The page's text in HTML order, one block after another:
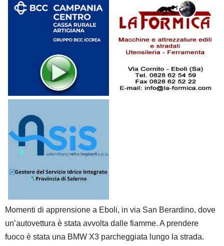
Momenti di apprensione a Eboli, in via San Berardino, dove
un’autovettura è stata avvolta dalle fiamme. A prendere
fuoco è stata una BMW X3 parcheggiata lungo la strada.